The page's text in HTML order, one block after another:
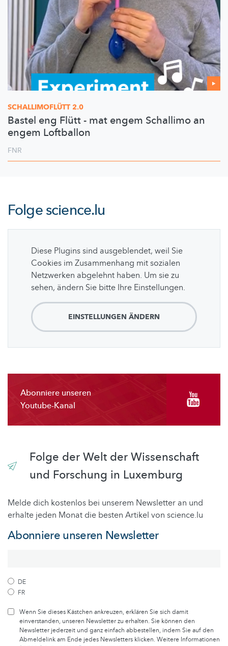
SCHALLIMOFLÜTT 2.0
Bastel eng Flütt - mat engem Schallimo an
engem Loftballon
FNR
Folgescience.lu
Diese Plugins sind ausgeblendet, weil Sie
Cookies im Zusammenhang mit sozialen
Netzwerken abgelehnt haben. Um sie zu
sehen, ändern Sie bitte Ihre Einstellungen.
EINSTELLUNGEN ÄNDERN
Abonniere unseren
Youtube-Kanal
Folge der Welt der Wissenschaft
und Forschung in Luxemburg
Melde dich kostenlos bei unserem Newsletter an und
erhalte jeden Monat die besten Artikel von science.lu
Abonniere unseren Newsletter
DE
FR
Wenn Sie dieses Kästchen ankreuzen, erklären Sie sich damit
einverstanden, unseren Newsletter zu erhalten. Sie können den
Newsletter jederzeit und ganz einfach abbestellen, indem Sie auf den
Abmeldelink am Ende jedes Newsletters klicken. Weitere Informationen